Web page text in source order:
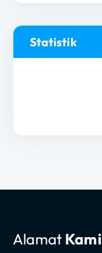
Statistik
AlamatKami